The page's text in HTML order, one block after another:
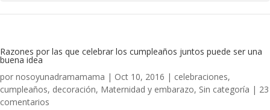
Razones por las que celebrar los cumpleaños juntos puede ser una
buena idea
por nosoyunadramamama | Oct 10, 2016 | celebraciones,
cumpleaños, decoración, Maternidad y embarazo, Sin categoría | 23
comentarios